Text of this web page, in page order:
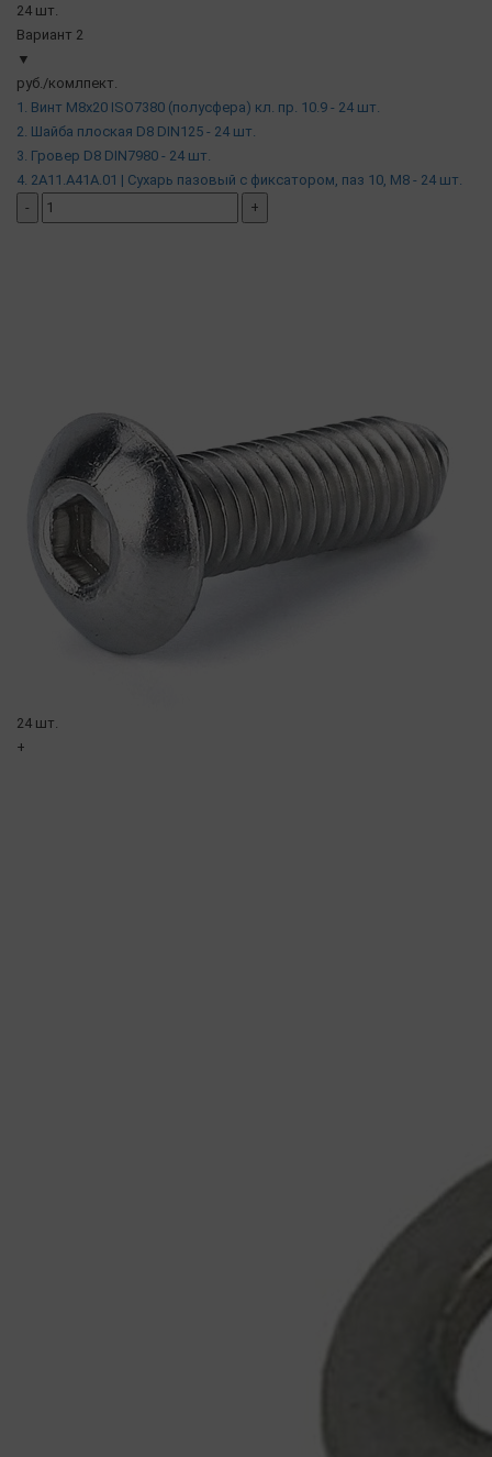
24 шт.
Вариант 2
▼
руб./комлпект.
1. Винт М8х20 ISO7380 (полусфера) кл. пр. 10.9 - 24 шт.
2. Шайба плоская D8 DIN125 - 24 шт.
3. Гровер D8 DIN7980 - 24 шт.
4. 2A11.A41A.01 | Сухарь пазовый c фиксатором, паз 10, М8 - 24 шт.
-
+
24 шт.
+